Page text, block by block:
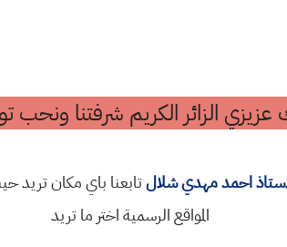
الزائر الكريم شرفتنا ونحب
احمد مهدي شلالتابعنا باي مكان تريد
المواقع الرسمية اختر ما تريد